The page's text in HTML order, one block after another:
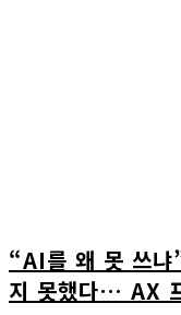
“AI를 왜 못 쓰냐
지 못했다… AX